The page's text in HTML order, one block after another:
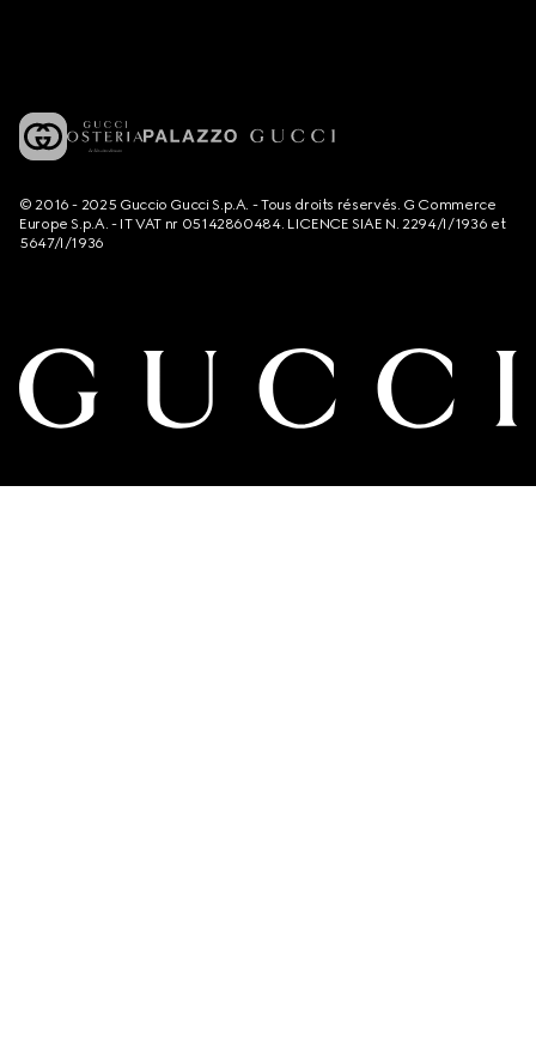
© 2016 - 2025 Guccio Gucci S.p.A. - Tous droits réservés. G Commerce
Europe S.p.A. - IT VAT nr 05142860484. LICENCE SIAE N. 2294/I/1936 et
5647/I/1936